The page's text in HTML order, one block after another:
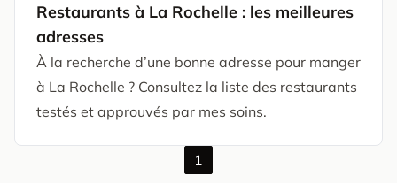
Restaurants à La Rochelle : les meilleures
adresses
À la recherche d’une bonne adresse pour manger
à La Rochelle ? Consultez la liste des restaurants
testés et approuvés par mes soins.
1